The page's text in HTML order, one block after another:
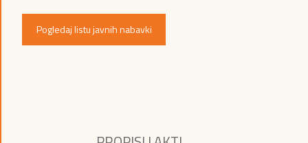
Pogledaj listu javnih nabavki